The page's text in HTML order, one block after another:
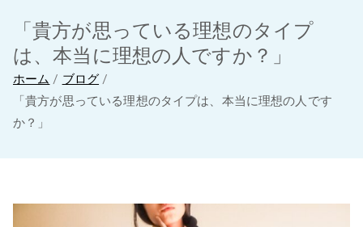
「貴方が思っている理想のタイプ
は、本当に理想の人ですか？」
ホーム
ブログ
「貴方が思っている理想のタイプは、本当に理想の人です
か？」